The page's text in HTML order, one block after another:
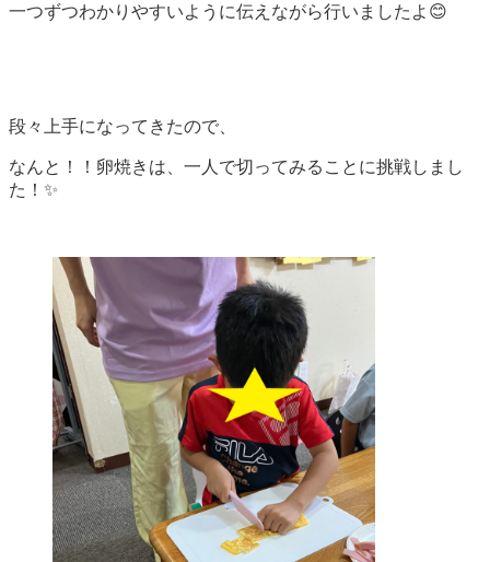
一つずつわかりやすいように伝えながら行いましたよ😊
段々上手になってきたので、
なんと！！卵焼きは、一人で切ってみることに挑戦しまし
た！✨